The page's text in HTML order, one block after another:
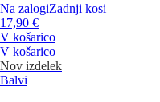
Na zalogiZadnji kosi
17,90 €
V košarico
V košarico
Nov izdelek
Balvi